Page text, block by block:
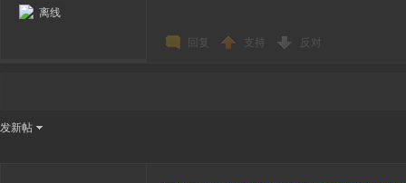
离线
回复 支持 反对
发新帖